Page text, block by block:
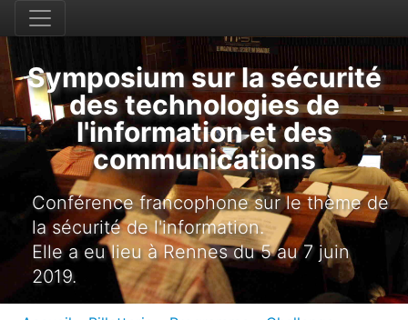
Symposium sur la sécurité
des technologies de
l'information et des
communications
Conférence francophone sur le thème de
la sécurité de l'information.
Elle a eu lieu à Rennes du 5 au 7 juin
2019.